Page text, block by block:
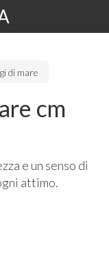
di mare
cm
e un senso di
attimo.